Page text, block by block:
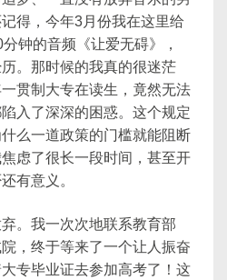
得，今年3月份我在这里给
钟的音频《让爱无碍》，
。那时候的我真的很迷茫
贯制大专在读生，竟然无法
入了深深的困惑。这个规定
么一道政策的门槛就能阻断
虑了很长一段时间，甚至开
有意义。
。我一次次地联系教育部
，终于等来了一个让人振奋
专毕业证去参加高考了！这